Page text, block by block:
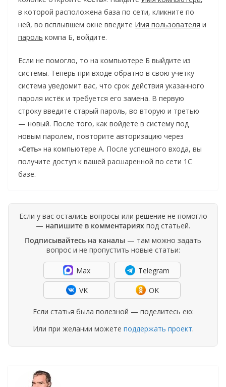
в которой расположена база по сети, кликните по
ней, во всплывшем окне введите Имя пользователя и
пароль компа Б, войдите.
Если не помогло, то на компьютере Б выйдите из
системы. Теперь при входе обратно в свою учетку
система уведомит вас, что срок действия указанного
пароля истёк и требуется его замена. В первую
строку введите старый пароль, во вторую и третью
— новый. После того, как войдете в систему под
новым паролем, повторите авторизацию через
«Сеть» на компьютере А. После успешного входа, вы
получите доступ к вашей расшаренной по сети 1С
базе.
Если у вас остались вопросы или решение не помогло
— напишите в комментариях под статьей.
Подписывайтесь на каналы — там можно задать
вопрос и не пропустить новые статьи:
Max Telegram
VK OK
Если статья была полезной — поделитесь ею:
Или при желании можете поддержать проект.